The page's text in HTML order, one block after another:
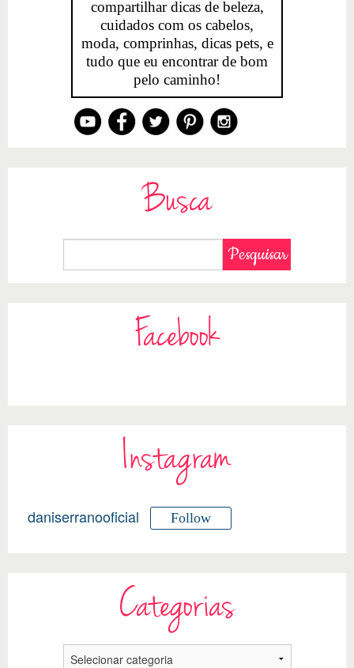
compartilhar dicas de beleza,
cuidados com os cabelos,
moda, comprinhas, dicas pets, e
tudo que eu encontrar de bom
pelo caminho!
Busca
Facebook
Instagram
daniserranooficial Follow
Categorias